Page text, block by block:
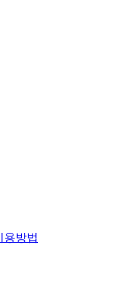
용방법